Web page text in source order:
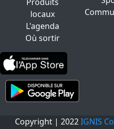
locaux
L'agenda
Où sortir
Copyright | 2022IGNIS